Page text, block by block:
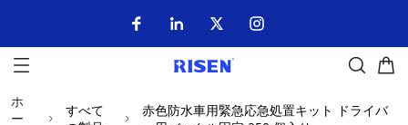
ホ
ー
すべて
赤色防水車用緊急応急処置キット ドライバ